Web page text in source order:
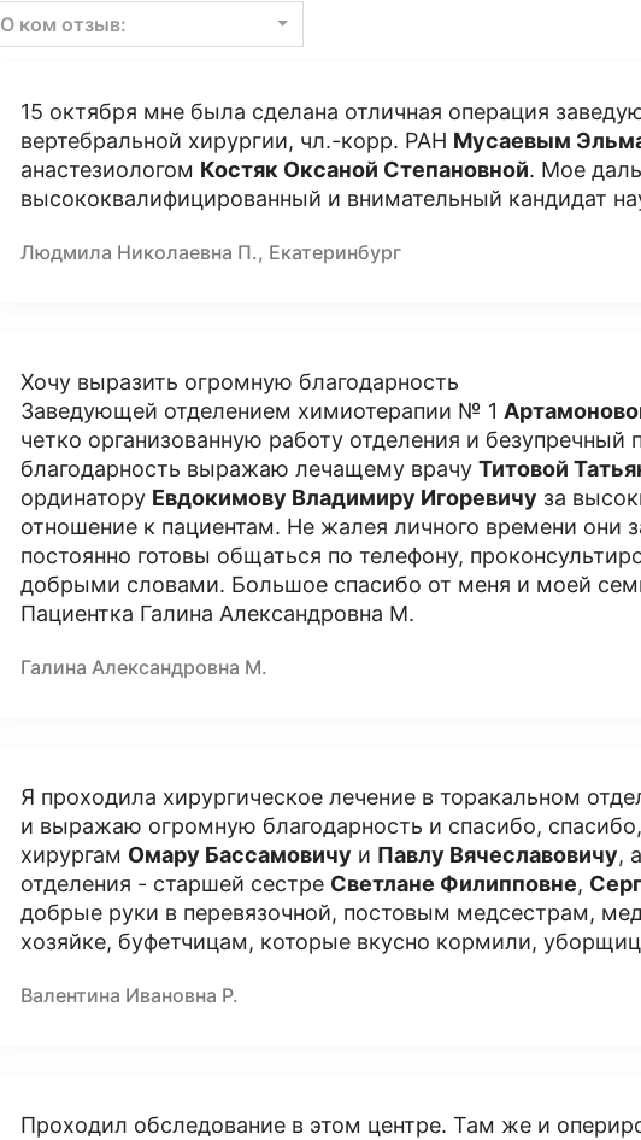
О ком отзыв:
15 октября мне была сделана отличная операция
вертебральной хирургии, чл.-корр. РАН Мусаевым
анастезиологом Костяк Оксаной Степановной. Мое
высококвалифицированный и внимательный кандидат
Людмила Николаевна П., Екатеринбург
Хочу выразить огромную благодарность
Заведующей отделением химиотерапии № 1
четко организованную работу отделения и
благодарность выражаю лечащему врачу Титовой
ординатору Евдокимову Владимиру Игоревичу за
отношение к пациентам. Не жалея личного времени они
постоянно готовы общаться по телефону,
добрыми словами. Большое спасибо от меня и моей
Пациентка Галина Александровна М.
Галина Александровна М.
Я проходила хирургическое лечение в торакальном
и выражаю огромную благодарность и спасибо,
хирургам Омару Бассамовичу и Павлу Вячеславовичу,
отделения - старшей сестре Светлане Филипповне,
добрые руки в перевязочной, постовым медсестрам,
хозяйке, буфетчицам, которые вкусно кормили,
Валентина Ивановна Р.
Проходил обследование в этом центре. Там же и